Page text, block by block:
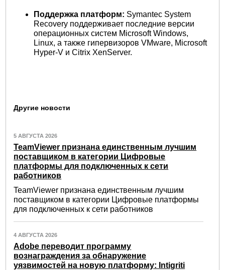
Поддержка платформ: Symantec System
Recovery поддерживает последние версии
операционных систем Microsoft Windows,
Linux, а также гипервизоров VMware, Microsoft
Hyper-V и Citrix XenServer.
Другие новости
5 АВГУСТА 2026
TeamViewer признана единственным лучшим
поставщиком в категории Цифровые
платформы для подключенных к сети
работников
TeamViewer признана единственным лучшим
поставщиком в категории Цифровые платформы
для подключенных к сети работников
4 АВГУСТА 2026
Adobe переводит программу
вознаграждения за обнаружение
уязвимостей на новую платформу: Intigriti